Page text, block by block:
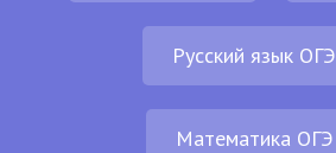
Русский язык ОГЭ
Математика ОГЭ